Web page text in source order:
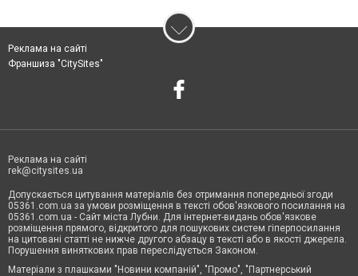
Реклама на сайті
Франшиза "CitySites"
Реклама на сайті
rek@citysites.ua
Допускається цитування матеріалів без отримання попередньої згоди
05361.com.ua за умови розміщення в тексті обов'язкового посилання на
05361.com.ua - Сайт міста Лубни. Для інтернет-видань обов'язкове
розміщення прямого, відкритого для пошукових систем гіперпосилання
на цитовані статті не нижче другого абзацу в тексті або в якості джерела.
Порушення виняткових прав переслідується Законом.
Матеріали з плашками "Новини компаній", "Промо", "Партнерський